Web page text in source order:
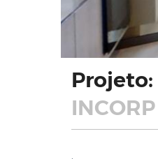
Projeto:
INCORP